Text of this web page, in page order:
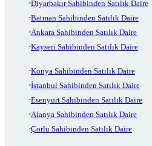
Diyarbakır Sahibinden Satılık Daire
Batman Sahibinden Satılık Daire
Ankara Sahibinden Satılık Daire
Kayseri Sahibinden Satılık Daire
Konya Sahibinden Satılık Daire
İstanbul Sahibinden Satılık Daire
Esenyurt Sahibinden Satılık Daire
Alanya Sahibinden Satılık Daire
Çorlu Sahibinden Satılık Daire